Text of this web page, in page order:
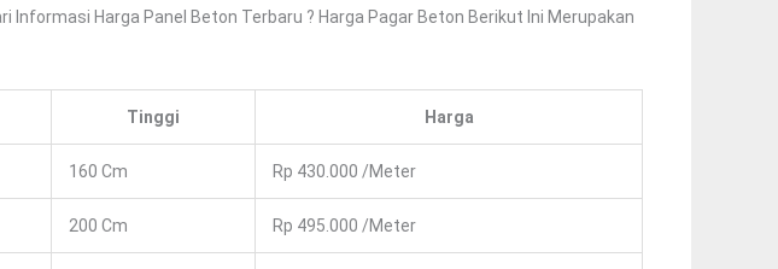
Informasi Harga Panel Beton Terbaru ? Harga Pagar Beton Berikut Ini Merupakan
Tinggi Harga
160 Cm Rp 430.000 /meter
200 Cm Rp 495.000 /meter